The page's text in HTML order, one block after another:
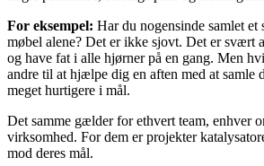
For eksempel: Har du nogensinde samlet
møbel alene? Det er ikke sjovt. Det er svært
og have fat i alle hjørner på en gang. Men
andre til at hjælpe dig en aften med at samle
meget hurtigere i mål.
Det samme gælder for ethvert team, enhver
virksomhed. For dem er projekter
mod deres mål.